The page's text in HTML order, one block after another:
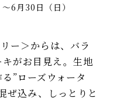
6月30日（日）
ー＞からは、バラ
がお目見え。生地
”ローズウォータ
ぜ込み、しっとりと